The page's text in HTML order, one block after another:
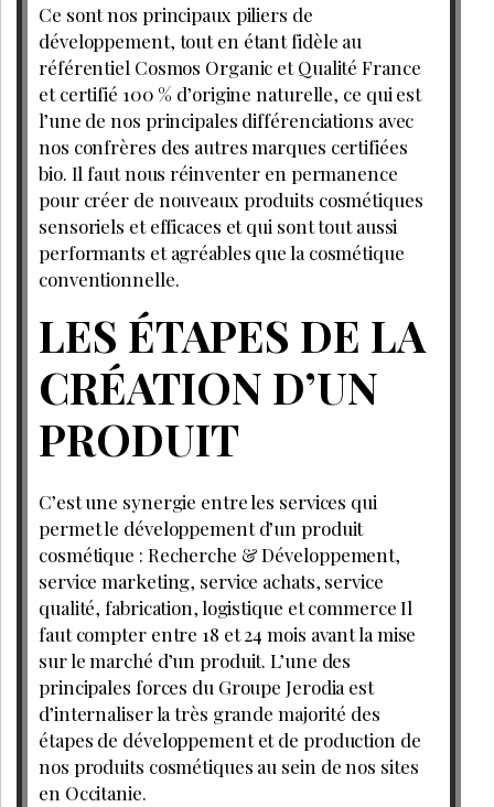
Ce sont nos principaux piliers de
développement, tout en étant fidèle au
référentiel Cosmos Organic et Qualité France
et certifié 100 % d’origine naturelle, ce qui est
l’une de nos principales différenciations avec
nos confrères des autres marques certifiées
bio. Il faut nous réinventer en permanence
pour créer de nouveaux produits cosmétiques
sensoriels et efficaces et qui sont tout aussi
performants et agréables que la cosmétique
conventionnelle.
LES ÉTAPES DE LA
CRÉATION D’UN
PRODUIT
C’est une synergie entre les services qui
permet le développement d’un produit
cosmétique : Recherche & Développement,
service marketing, service achats, service
qualité, fabrication, logistique et commerce Il
faut compter entre 18 et 24 mois avant la mise
sur le marché d’un produit. L’une des
principales forces du Groupe Jerodia est
d’internaliser la très grande majorité des
étapes de développement et de production de
nos produits cosmétiques au sein de nos sites
en Occitanie.